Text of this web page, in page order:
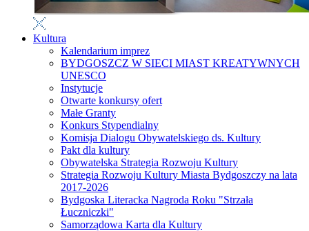
Kultura
Kalendarium imprez
BYDGOSZCZ W SIECI MIAST KREATYWNYCH
UNESCO
Instytucje
Otwarte konkursy ofert
Małe Granty
Konkurs Stypendialny
Komisja Dialogu Obywatelskiego ds. Kultury
Pakt dla kultury
Obywatelska Strategia Rozwoju Kultury
Strategia Rozwoju Kultury Miasta Bydgoszczy na lata
2017-2026
Bydgoska Literacka Nagroda Roku "Strzała
Łuczniczki"
Samorządowa Karta dla Kultury